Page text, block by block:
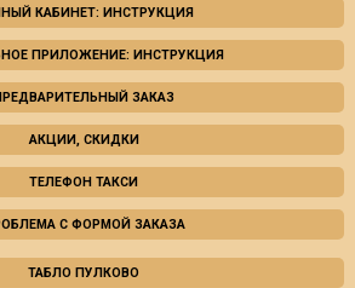
КАБИНЕТ: ИНСТРУКЦИЯ
ПРИЛОЖЕНИЕ: ИНСТРУКЦИЯ
ЗАКАЗ
АКЦИИ, СКИДКИ
ТЕЛЕФОН ТАКСИ
С ФОРМОЙ ЗАКАЗА
ТАБЛО ПУЛКОВО